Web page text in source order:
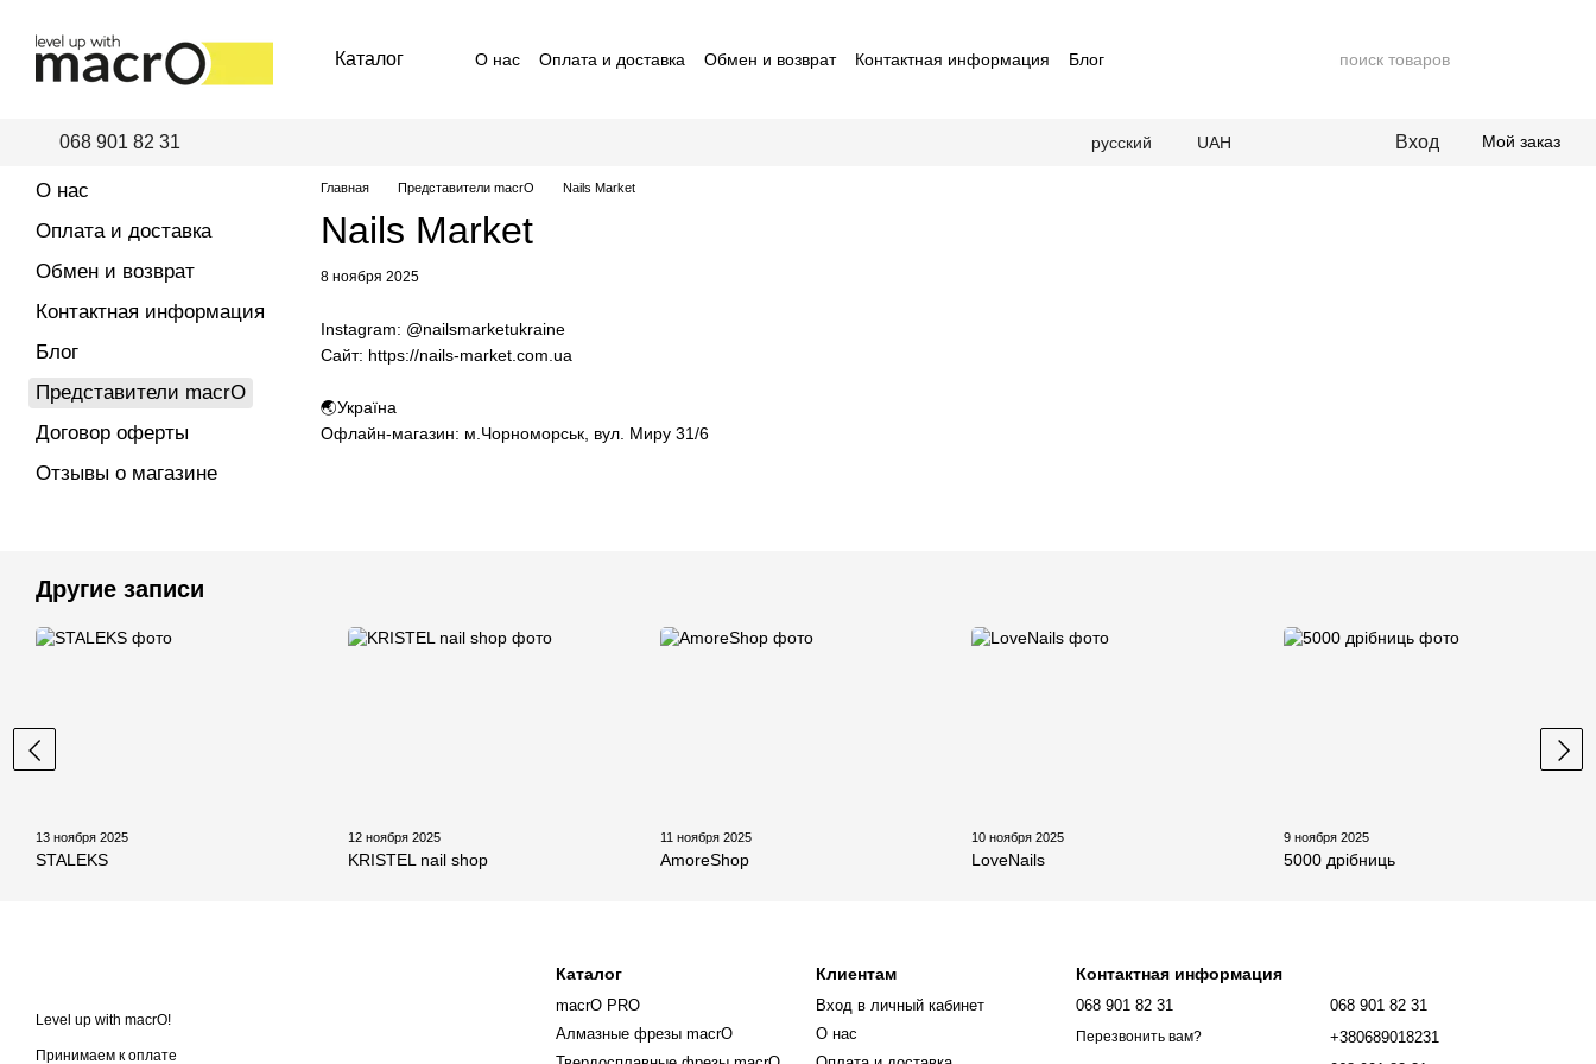
Каталог О нас Оплата и доставка Обмен и возврат Контактная информация
Блог
068 901 82 31 русский UAH Вход Мой заказ
Главная Представители macrO Nails Market
Nails Market
8 ноября 2025
Instagram: @nailsmarketukraine
Сайт: https://nails-market.com.ua
🌏Україна
Офлайн-магазин: м.Чорноморськ, вул. Миру 31/6
О нас
Оплата и доставка
Обмен и возврат
Контактная информация
Блог
Представители macrO
Договор оферты
Отзывы о магазине
Другие записи
13 ноября 2025
STALEKS
12 ноября 2025
KRISTEL nail shop
11 ноября 2025
AmoreShop
10 ноября 2025
LoveNails
9 ноября 2025
5000 дрібниць
Level up with macrO!
Принимаем к оплате
Каталог
macrO PRO
Алмазные фрезы macrO
Клиентам
Вход в личный кабинет
О нас
Контактная информация
068 901 82 31
Перезвонить вам?
068 901 82 31
+380689018231